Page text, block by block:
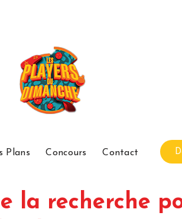
Plans Concours Contact
la recherche